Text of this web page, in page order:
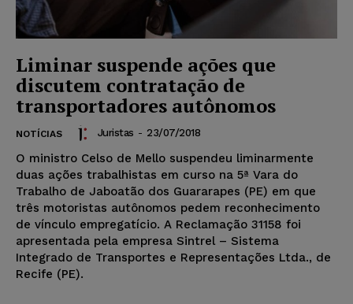
Liminar suspende ações que
discutem contratação de
transportadores autônomos
NOTÍCIAS Juristas - 23/07/2018
O ministro Celso de Mello suspendeu liminarmente
duas ações trabalhistas em curso na 5ª Vara do
Trabalho de Jaboatão dos Guararapes (PE) em que
três motoristas autônomos pedem reconhecimento
de vínculo empregatício. A Reclamação 31158 foi
apresentada pela empresa Sintrel – Sistema
Integrado de Transportes e Representações Ltda., de
Recife (PE).